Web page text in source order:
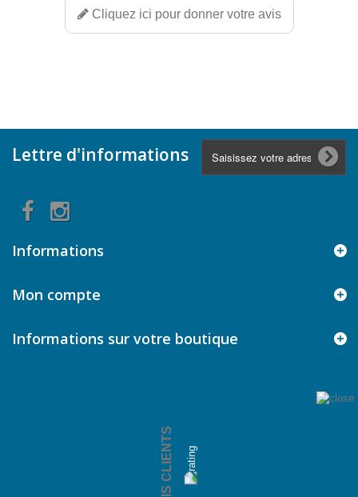
Cliquez ici pour donner votre avis
Lettre d'informations
Informations
Mon compte
Informations sur votre boutique
AVIS CLIENTS